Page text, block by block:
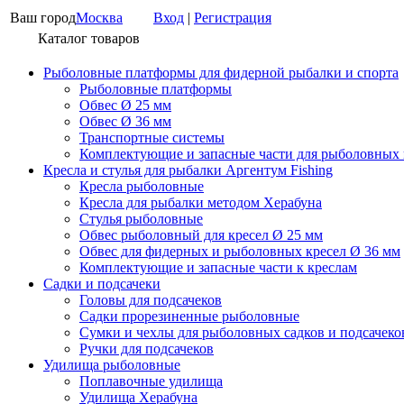
Ваш городМосква Вход | Регистрация
Каталог товаров
Рыболовные платформы для фидерной рыбалки и спорта
Рыболовные платформы
Обвес Ø 25 мм
Обвес Ø 36 мм
Транспортные системы
Комплектующие и запасные части для рыболовных
Кресла и стулья для рыбалки Аргентум Fishing
Кресла рыболовные
Кресла для рыбалки методом Херабуна
Стулья рыболовные
Обвес рыболовный для кресел Ø 25 мм
Обвес для фидерных и рыболовных кресел Ø 36 мм
Комплектующие и запасные части к креслам
Садки и подсачеки
Головы для подсачеков
Садки прорезиненные рыболовные
Сумки и чехлы для рыболовных садков и
Ручки для подсачеков
Удилища рыболовные
Поплавочные удилища
Удилища Херабуна